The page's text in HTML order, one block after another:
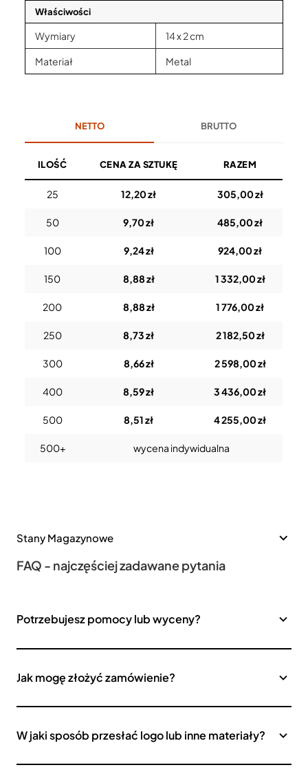
Właściwości
Wymiary 14 x 2 cm
Materiał Metal
NETTO BRUTTO
ILOŚĆ CENA ZA SZTUKĘ RAZEM
25 12,20 zł 305,00 zł
50 9,70 zł 485,00 zł
100 9,24 zł 924,00 zł
150 8,88 zł 1 332,00 zł
200 8,88 zł 1 776,00 zł
250 8,73 zł 2 182,50 zł
300 8,66 zł 2 598,00 zł
400 8,59 zł 3 436,00 zł
500 8,51 zł 4 255,00 zł
500+ wycena indywidualna
Stany Magazynowe
FAQ - najczęściej zadawane pytania
Potrzebujesz pomocy lub wyceny?
Jak mogę złożyć zamówienie?
W jaki sposób przesłać logo lub inne materiały?